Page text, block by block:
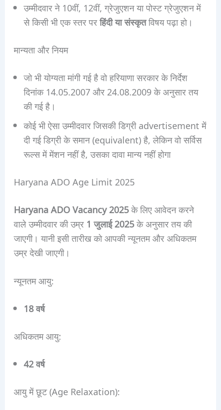
उम्मीदवार ने 10वीं, 12वीं, ग्रेजुएशन या पोस्ट ग्रेजुएशन में
से किसी भी एक स्तर परहिंदी या संस्कृतविषय पढ़ा हो।
मान्यता और नियम
जो भी योग्यता मांगी गई है वो हरियाणा सरकार के निर्देश
दिनांक 14.05.2007 और 24.08.2009 के अनुसार तय
की गई है।
कोई भी ऐसा उम्मीदवार जिसकी डिग्री advertisement में
दी गई डिग्री के समान (equivalent) है, लेकिन वो सर्विस
रूल्स में मेंशन नहीं है, उसका दावा मान्य नहीं होगा
Haryana ADO Age Limit 2025
Haryana ADO Vacancy 2025के लिए आवेदन करने
वाले उम्मीदवार की उम्र 1 जुलाई 2025के अनुसार तय की
जाएगी। यानी इसी तारीख को आपकी न्यूनतम और अधिकतम
उम्र देखी जाएगी।
न्यूनतम आयु:
18 वर्ष
अधिकतम आयु:
42 वर्ष
आयु में छूट (Age Relaxation):